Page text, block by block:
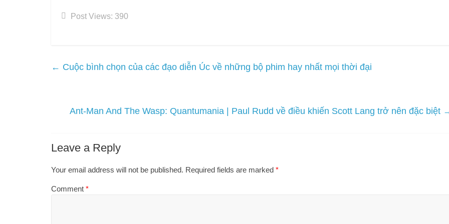
Post Views: 390
← Cuộc bình chọn của các đạo diễn Úc về những bộ phim hay nhất mọi thời đại
Ant-Man And The Wasp: Quantumania | Paul Rudd về điều khiến Scott Lang trở nên đặc biệt
Leave a Reply
Your email address will not be published. Required fields are marked *
Comment *